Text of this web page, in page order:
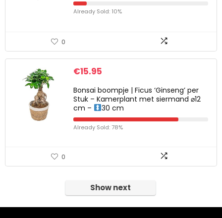
Already Sold: 10%
0
€15.95
Bonsai boompje | Ficus ‘Ginseng’ per
Stuk – Kamerplant met siermand ⌀12
cm –
30 cm
Already Sold: 78%
0
Show next